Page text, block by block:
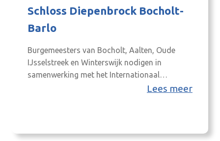
Schloss Diepenbrock Bocholt-
Barlo
Burgemeesters van Bocholt, Aalten, Oude
IJsselstreek en Winterswijk nodigen in
samenwerking met het Internationaal
Netwerkbureau ondernemers en organisaties
programma voor u samengesteld, dat zal
Lees meer